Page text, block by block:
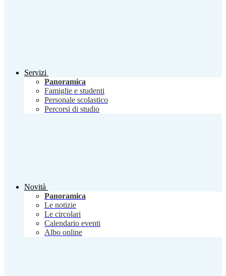
Servizi
Panoramica
Famiglie e studenti
Personale scolastico
Percorsi di studio
Novità
Panoramica
Le notizie
Le circolari
Calendario eventi
Albo online